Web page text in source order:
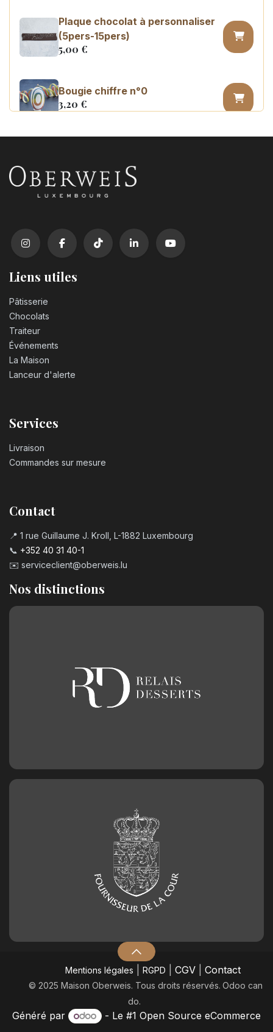
Plaque chocolat à personnaliser
(5pers-15pers)
5,00 €
Bougie chiffre n°0
3,20 €
Bougie chiffre n°2
Bougie chiffre n°3
3,20€
Bougie chiffre n°9
3,20€
2,50
Chiffre en chocolat n°3
2,50€
Chiffre en chocolat n°4
Chiffre en chocolat n°5
Chiffre en chocolat n°7
2,50€
Chiffre en chocolat n°8
Liens utiles
Pâtisserie
Chocolats
Traiteur
Événements
La Maison
Lanceur d'alerte
Services
Livraison
Commandes sur mesure
Contact
📍 1 rue Guillaume J. Kroll, L-1882 Luxembourg
📞 +352 40 31 40-1
✉️ serviceclient@oberweis.lu
Nos distinctions
Mentions légales RGPD CGV| Contact
© 2025 Maison Oberweis. Tous droits réservés. ​Odoo can
do.
Généré par - Le #1 Open Source eCommerce